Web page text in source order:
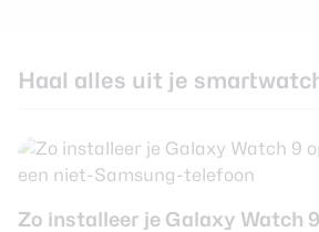
Haal alles uit je
Zo installeer je Galaxy Watch